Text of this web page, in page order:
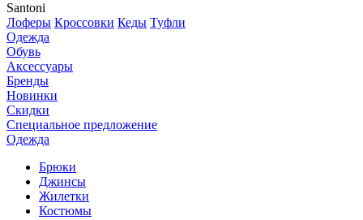
Santoni
Лоферы Кроссовки Кеды Туфли
Одежда
Обувь
Аксессуары
Бренды
Новинки
Скидки
Специальное предложение
Одежда
Брюки
Джинсы
Жилетки
Костюмы